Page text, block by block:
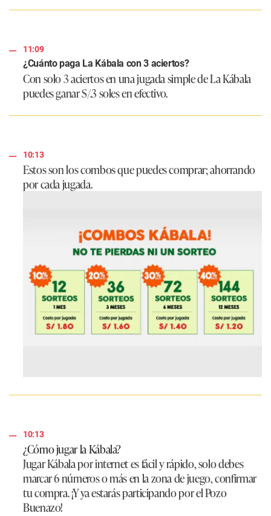
11:09
¿Cuánto paga La Kábala con 3 aciertos?
Con solo 3 aciertos en una jugada simple de La Kábala
puedes ganar S/.3 soles en efectivo.
10:13
Estos son los combos que puedes comprar; ahorrando
por cada jugada.
10:13
¿Cómo jugar la Kábala?
Jugar Kábala por internet es fácil y rápido, solo debes
marcar 6 números o más en la zona de juego, confirmar
tu compra. ¡Y ya estarás participando por el Pozo
Buenazo!